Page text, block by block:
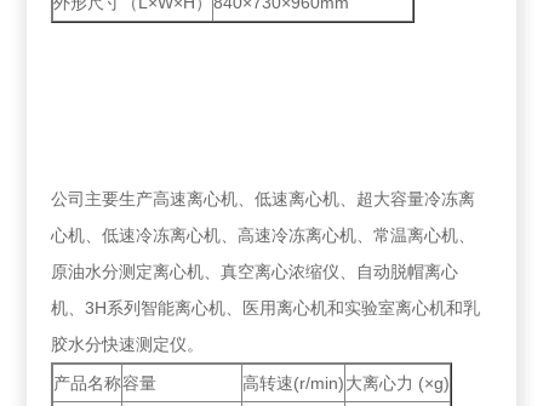
公司主要生产高速离心机、低速离心机、超大容量冷冻离
心机、低速冷冻离心机、高速冷冻离心机、常温离心机、
原油水分测定离心机、真空离心浓缩仪、自动脱帽离心
机、3H系列智能离心机、医用离心机和实验室离心机和乳
胶水分快速测定仪。
产品名称容量 高转速(r/min)大离心力 (×g)